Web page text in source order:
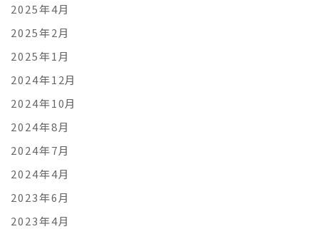
2025年4月
2025年2月
2025年1月
2024年12月
2024年10月
2024年8月
2024年7月
2024年4月
2023年6月
2023年4月